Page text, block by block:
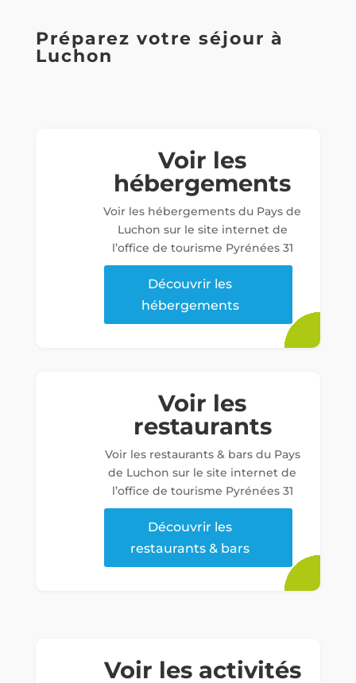
Préparez votre séjour à
Luchon
Voir les
hébergements
Voir les hébergements du Pays de
Luchon sur le site internet de
l’office de tourisme Pyrénées 31
Découvrir les
hébergements
Voir les
restaurants
Voir les restaurants & bars du Pays
de Luchon sur le site internet de
l’office de tourisme Pyrénées 31
Découvrir les
restaurants & bars
Voir les activités